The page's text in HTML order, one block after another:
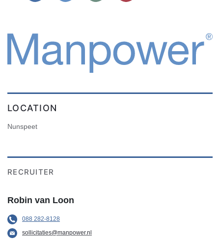
LOCATION
Nunspeet
RECRUITER
Robin van Loon
088 282-8128
sollicitaties@manpower.nl